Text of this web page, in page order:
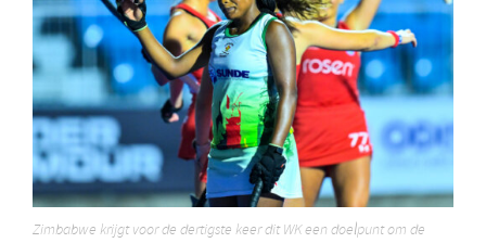
Zimbabwe krijgt voor de dertigste keer dit WK een doelpunt om de